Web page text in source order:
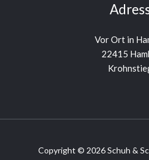
Vor Ort in
22415
Copyright © 2026 Schuh &